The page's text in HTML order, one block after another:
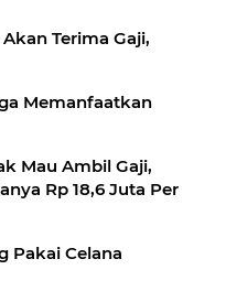
Terima Gaji,
Memanfaatkan
Mau Ambil Gaji,
Rp 18,6 Juta Per
Pakai Celana